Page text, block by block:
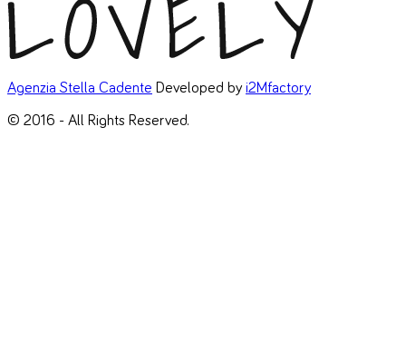
Agenzia Stella Cadente Developed by i2Mfactory
© 2016 - All Rights Reserved.